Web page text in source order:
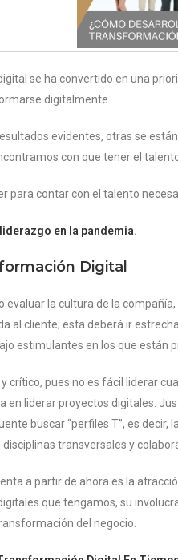
se ha convertido en una
digitalmente.
evidentes, otras se
con que tener el
para contar con el talento
en la pandemia.
Digital
evaluar la cultura de la
al cliente; esta deberá ir
estimulantes en los que están
crítico, pues no es fácil liderar
en liderar proyectos digitales.
buscar “perfiles T”, es
transversales y
a partir de ahora es la
que tengamos, su
del negocio.